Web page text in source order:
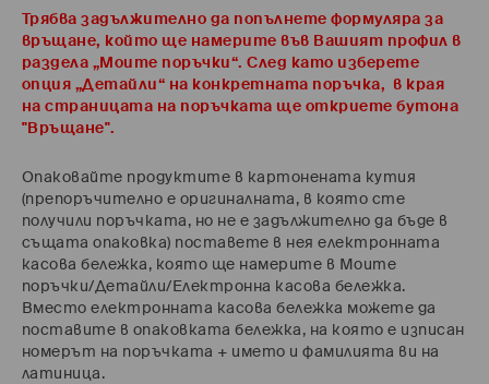
Трябва задължително да попълнете формуляра за
връщане, който ще намерите във Вашият профил в
раздела „Моите поръчки“. След като изберете
опция „Детайли“ на конкретната поръчка, в края
на страницата на поръчката ще откриете бутона
"Връщане".
Опаковайте продуктите в картонената кутия
(препоръчително е оригиналната, в която сте
получили поръчката, но не е задължително да бъде в
същата опаковка) поставете в нея електронната
касова бележка, която ще намерите в Моите
поръчки/Детайли/Електронна касова бележка.
Вместо електронната касова бележка можете да
поставите в опаковката бележка, на която е изписан
номерът на поръчката + името и фамилията ви на
латиница.